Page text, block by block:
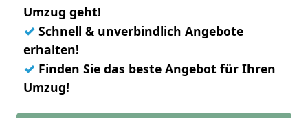
Umzug geht!
✓ Schnell & unverbindlich Angebote
erhalten!
✓ Finden Sie das beste Angebot für Ihren
Umzug!